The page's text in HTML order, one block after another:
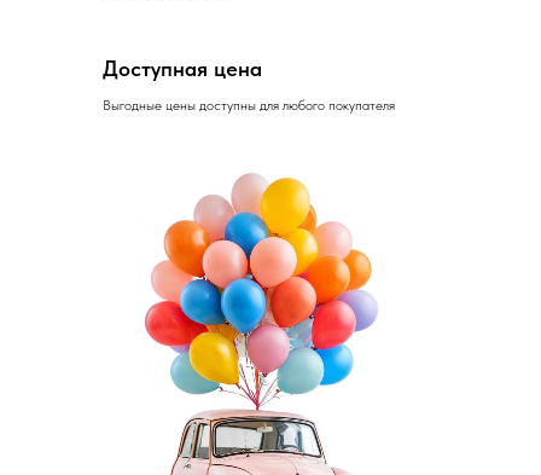
Доступная цена
Выгодные цены доступны для любого покупателя